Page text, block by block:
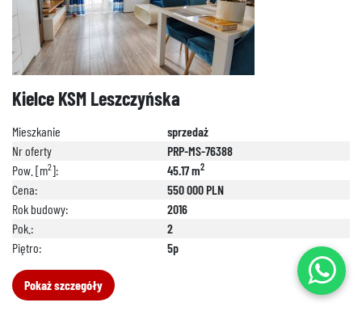
Kielce KSM Leszczyńska
Mieszkanie
sprzedaż
Nr oferty
PRP-MS-76388
Pow. [m2]: 45.17 m2
Cena:
550 000 PLN
Rok budowy:
2016
Pok.:
2
Piętro:
5p
Pokaż szczegóły